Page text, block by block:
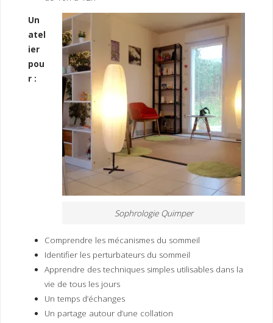
Sophrologie Quimper
Un
atel
ier
pou
r :
Comprendre les mécanismes du sommeil
Identifier les perturbateurs du sommeil
Apprendre des techniques simples utilisables dans la
vie de tous les jours
Un temps d’échanges
Un partage autour d’une collation